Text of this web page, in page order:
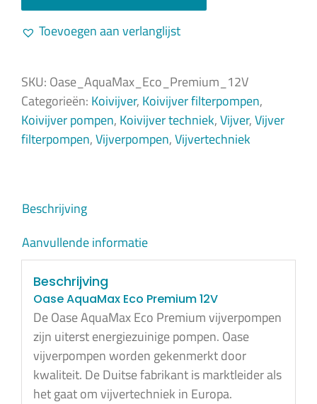
12000
/
Toevoegen aan verlanglijst
SKU: Oase_AquaMax_Eco_Premium_12V
Categorieën: Koivijver, Koivijver filterpompen,
Koivijver pompen, Koivijver techniek,Vijver,Vijver
filterpompen,Vijverpompen,Vijvertechniek
Beschrijving
Aanvullende informatie
Beschrijving
Oase AquaMax Eco Premium 12V
De Oase AquaMax Eco Premium vijverpompen
zijn uiterst energiezuinige pompen. Oase
vijverpompen worden gekenmerkt door
kwaliteit. De Duitse fabrikant is marktleider als
het gaat om vijvertechniek in Europa.